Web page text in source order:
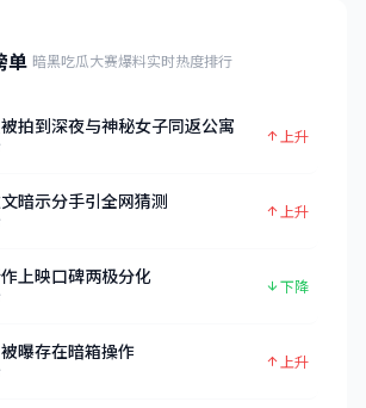
单 暗黑吃瓜大赛爆料实时热度排行
拍到深夜与神秘女子同返公寓 上升
暗示分手引全网猜测 上升
上映口碑两极分化 下降
曝存在暗箱操作 上升